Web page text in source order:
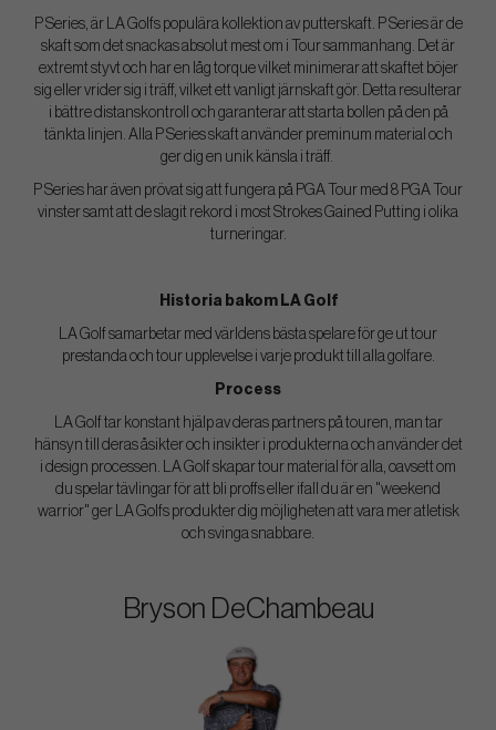
P Series, är LA Golfs populära kollektion av putterskaft. P Series är de
skaft som det snackas absolut mest om i Tour sammanhang. Det är
extremt styvt och har en låg torque vilket minimerar att skaftet böjer
sig eller vrider sig i träff, vilket ett vanligt järnskaft gör. Detta resulterar
i bättre distanskontroll och garanterar att starta bollen på den på
tänkta linjen. Alla P Series skaft använder preminum material och
ger dig en unik känsla i träff.
P Series har även prövat sig att fungera på PGA Tour med 8 PGA Tour
vinster samt att de slagit rekord i most Strokes Gained Putting i olika
turneringar.
Historia bakom LA Golf
LA Golf samarbetar med världens bästa spelare för ge ut tour
prestanda och tour upplevelse i varje produkt till alla golfare.
Process
LA Golf tar konstant hjälp av deras partners på touren, man tar
hänsyn till deras åsikter och insikter i produkterna och använder det
i design processen. LA Golf skapar tour material för alla, oavsett om
du spelar tävlingar för att bli proffs eller ifall du är en "weekend
warrior" ger LA Golfs produkter dig möjligheten att vara mer atletisk
och svinga snabbare.
Bryson DeChambeau